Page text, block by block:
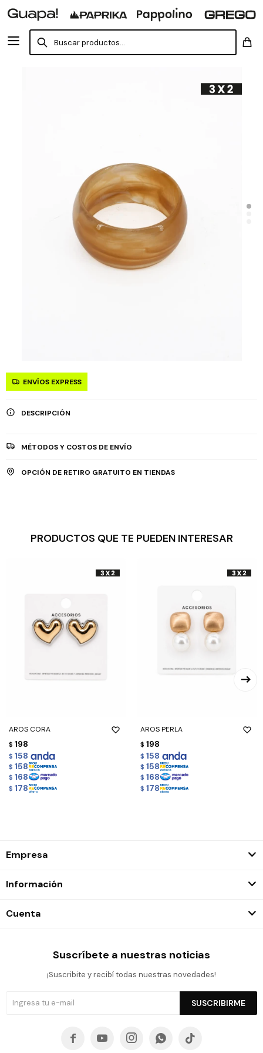
ENVÍOS EXPRESS
DESCRIPCIÓN
MÉTODOS Y COSTOS DE ENVÍO
OPCIÓN DE RETIRO GRATUITO EN TIENDAS
PRODUCTOS QUE TE PUEDEN INTERESAR
AROS CORA
$ 198
$ 158
$ 158
$ 168
$ 178
AROS PERLA
$ 198
$ 158
$ 158
$ 168
$ 178
Empresa
Información
Cuenta
Suscríbete a nuestras noticias
¡Suscribite y recibí todas nuestras novedades!
SUSCRIBIRME
    